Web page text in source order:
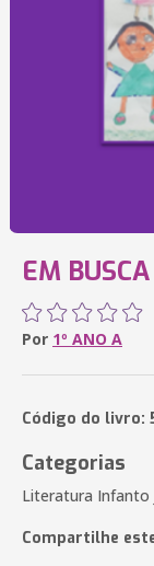
EM
Por 1º ANO A
Código do livro:
Categorias
Literatura Infanto
Compartilhe